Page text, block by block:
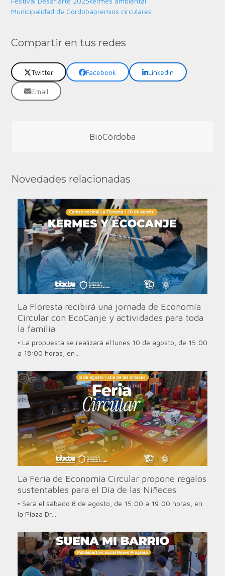
Municipalidad de Córdobapremios circulares
Compartir en tus redes
Twitter Facebook LinkedIn
Email
BioCórdoba
Novedades relacionadas
La Floresta recibirá una jornada de Economía
Circular con EcoCanje y actividades para toda
la familia
• La propuesta se realizará el lunes 10 de agosto, de 15:00
a 18:00 horas, en…
La Feria de Economía Circular propone regalos
sustentables para el Día de las Niñeces
• Será el sábado 8 de agosto, de 15:00 a 19:00 horas, en
la Plaza Dr…